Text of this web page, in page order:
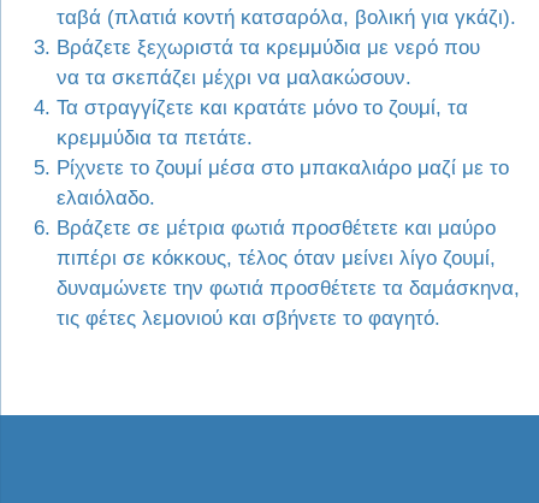
ταβά (πλατιά κοντή κατσαρόλα, βολική για γκάζι).
Βράζετε ξεχωριστά τα κρεμμύδια με νερό που
να τα σκεπάζει μέχρι να μαλακώσουν.
Τα στραγγίζετε και κρατάτε μόνο το ζουμί, τα
κρεμμύδια τα πετάτε.
Ρίχνετε το ζουμί μέσα στο μπακαλιάρο μαζί με το
ελαιόλαδο.
Βράζετε σε μέτρια φωτιά προσθέτετε και μαύρο
πιπέρι σε κόκκους, τέλος όταν μείνει λίγο ζουμί,
δυναμώνετε την φωτιά προσθέτετε τα δαμάσκηνα,
τις φέτες λεμονιού και σβήνετε το φαγητό.